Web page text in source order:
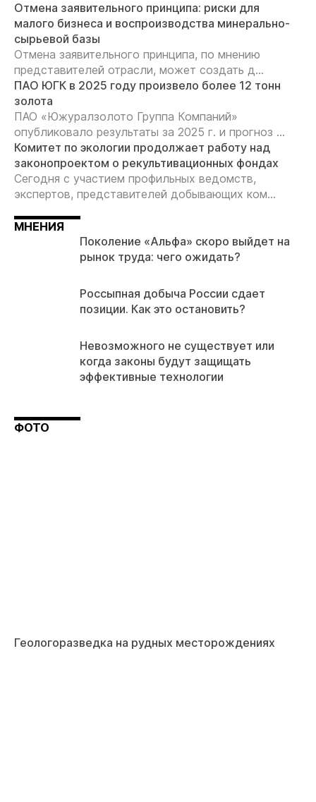
Отмена заявительного принципа: риски для
малого бизнеса и воспроизводства минерально-
сырьевой базы
Отмена заявительного принципа, по мнению
представителей отрасли, может создать д...
ПАО ЮГК в 2025 году произвело более 12 тонн
золота
ПАО «Южуралзолото Группа Компаний»
опубликовало результаты за 2025 г. и прогноз ...
Комитет по экологии продолжает работу над
законопроектом о рекультивационных фондах
Сегодня с участием профильных ведомств,
экспертов, представителей добывающих ком...
МНЕНИЯ
Поколение «Альфа» скоро выйдет на
рынок труда: чего ожидать?
Россыпная добыча России сдает
позиции. Как это остановить?
Невозможного не существует или
когда законы будут защищать
эффективные технологии
ФОТО
Геологоразведка на рудных месторождениях